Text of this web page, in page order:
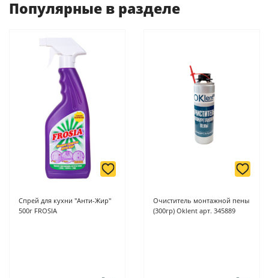
6/2 (база КПП)или по адресу ул. Новороссийская 161И.
Для юридических лиц: переводом на расчетный счет при
онлайн оплате заказа на сайте.
Подробнее о способах оплаты можно узнать здесь - "Оплата"
Популярные в разделе
Спрей для кухни "Анти-Жир"
500г FROSIA
Очиститель монтажной пены
(300гр) Oklent арт. 345889